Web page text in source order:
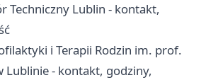
Techniczny Lublin - kontakt,
i Terapii Rodzin im. prof.
Lublinie - kontakt, godziny,